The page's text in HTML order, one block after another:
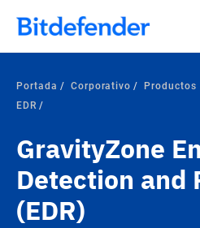
Portada Corporativo Productos
EDR
GravityZone
Detection and
(EDR)